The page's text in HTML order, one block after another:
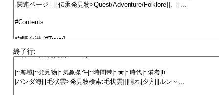
終了行: